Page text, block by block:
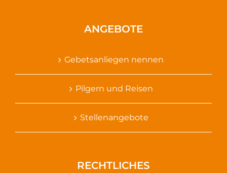
ANGEBOTE
Gebetsanliegen nennen
Pilgern und Reisen
Stellenangebote
RECHTLICHES